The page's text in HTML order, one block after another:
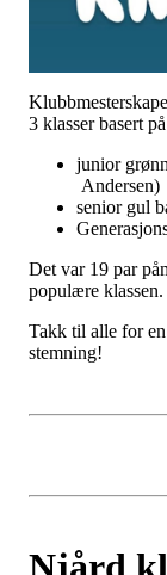
3 klasser basert
junior
Andersen)
senior gul
Det var 19 par
populære klassen.
Takk til alle for
stemning!
Njård